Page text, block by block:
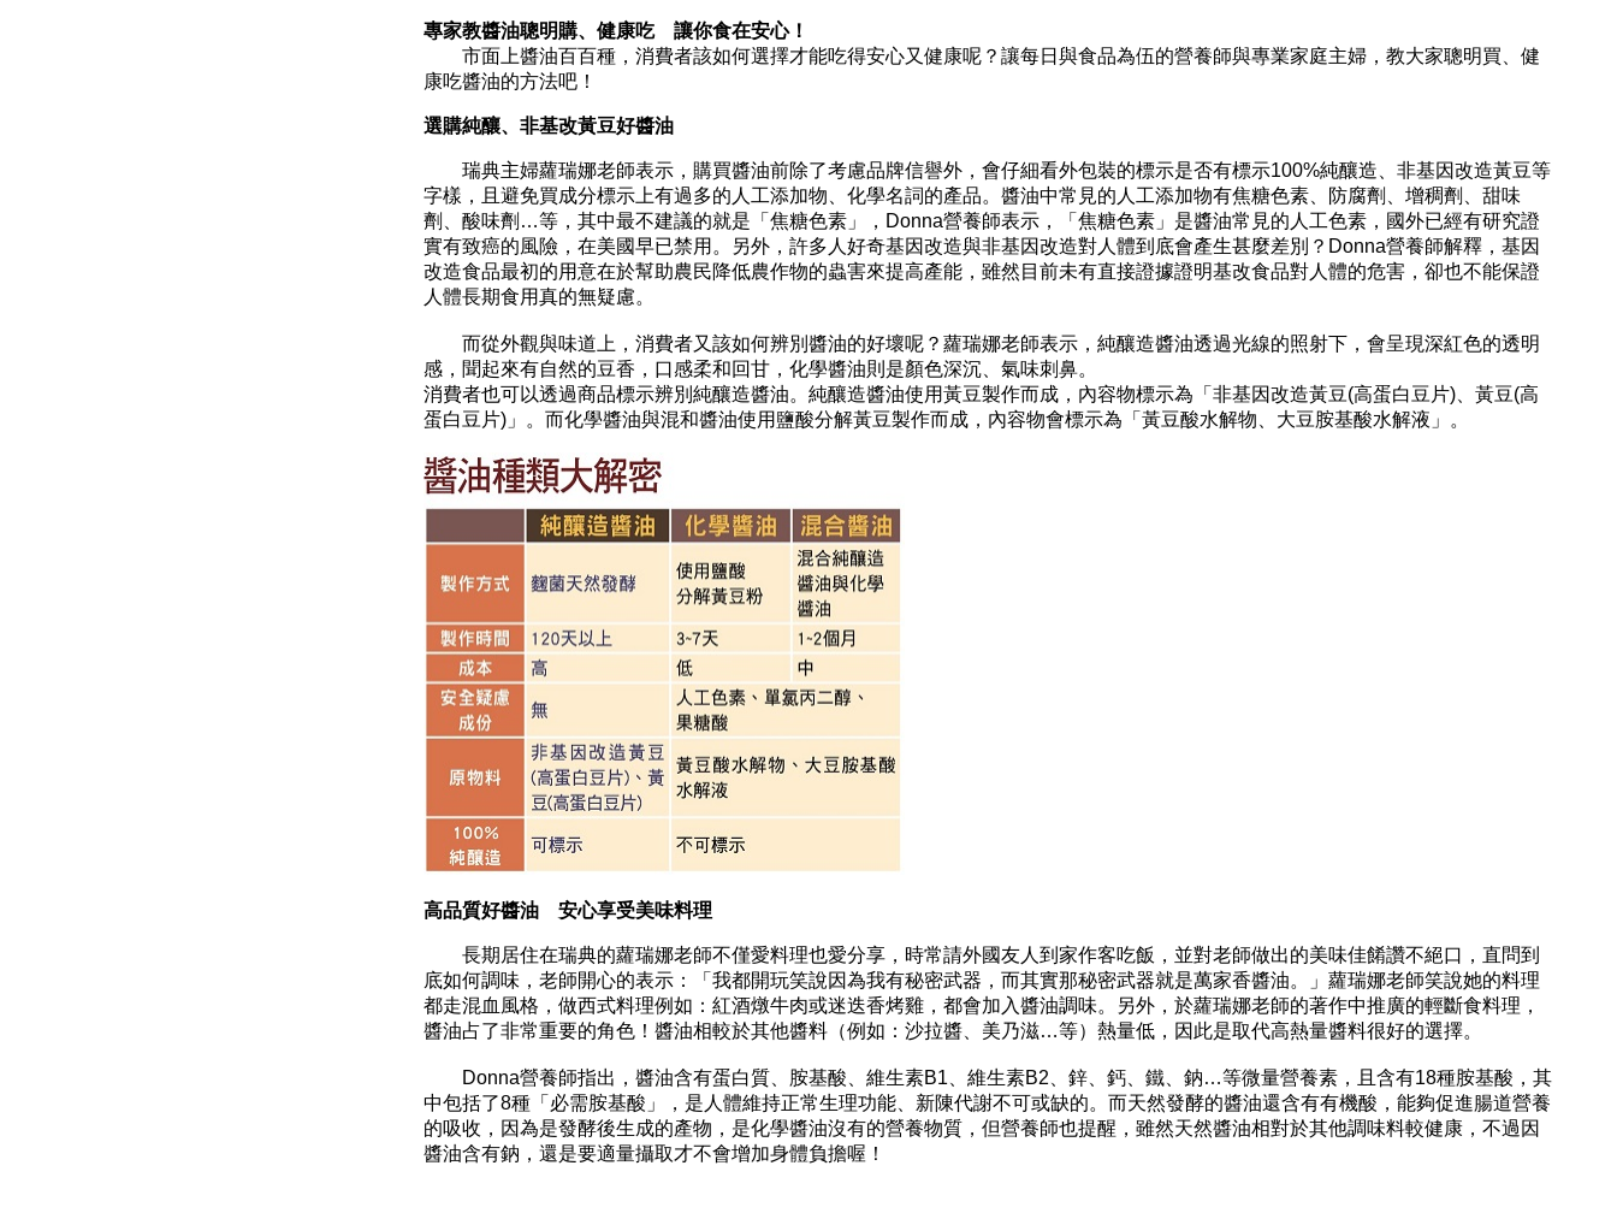
專家教醬油聰明購、健康吃 讓你食在安心！
市面上醬油百百種，消費者該如何選擇才能吃得安心又健康呢？讓每日與食品為伍的營養師與專業家庭主婦，教大家聰明買、健
康吃醬油的方法吧！
選購純釀、非基改黃豆好醬油
瑞典主婦蘿瑞娜老師表示，購買醬油前除了考慮品牌信譽外，會仔細看外包裝的標示是否有標示100%純釀造、非基因改造黃豆等
字樣，且避免買成分標示上有過多的人工添加物、化學名詞的產品。醬油中常見的人工添加物有焦糖色素、防腐劑、增稠劑、甜味
劑、酸味劑…等，其中最不建議的就是「焦糖色素」，Donna營養師表示，「焦糖色素」是醬油常見的人工色素，國外已經有研究證
實有致癌的風險，在美國早已禁用。另外，許多人好奇基因改造與非基因改造對人體到底會產生甚麼差別？Donna營養師解釋，基因
改造食品最初的用意在於幫助農民降低農作物的蟲害來提高產能，雖然目前未有直接證據證明基改食品對人體的危害，卻也不能保證
人體長期食用真的無疑慮。
而從外觀與味道上，消費者又該如何辨別醬油的好壞呢？蘿瑞娜老師表示，純釀造醬油透過光線的照射下，會呈現深紅色的透明
感，聞起來有自然的豆香，口感柔和回甘，化學醬油則是顏色深沉、氣味刺鼻。
消費者也可以透過商品標示辨別純釀造醬油。純釀造醬油使用黃豆製作而成，內容物標示為「非基因改造黃豆(高蛋白豆片)、黃豆(高
蛋白豆片)」。而化學醬油與混和醬油使用鹽酸分解黃豆製作而成，內容物會標示為「黃豆酸水解物、大豆胺基酸水解液」。
高品質好醬油 安心享受美味料理
長期居住在瑞典的蘿瑞娜老師不僅愛料理也愛分享，時常請外國友人到家作客吃飯，並對老師做出的美味佳餚讚不絕口，直問到
底如何調味，老師開心的表示：「我都開玩笑說因為我有秘密武器，而其實那秘密武器就是萬家香醬油。」蘿瑞娜老師笑說她的料理
都走混血風格，做西式料理例如：紅酒燉牛肉或迷迭香烤雞，都會加入醬油調味。另外，於蘿瑞娜老師的著作中推廣的輕斷食料理，
醬油占了非常重要的角色！醬油相較於其他醬料（例如：沙拉醬、美乃滋…等）熱量低，因此是取代高熱量醬料很好的選擇。
Donna營養師指出，醬油含有蛋白質、胺基酸、維生素B1、維生素B2、鋅、鈣、鐵、鈉…等微量營養素，且含有18種胺基酸，其
中包括了8種「必需胺基酸」，是人體維持正常生理功能、新陳代謝不可或缺的。而天然發酵的醬油還含有有機酸，能夠促進腸道營養
的吸收，因為是發酵後生成的產物，是化學醬油沒有的營養物質，但營養師也提醒，雖然天然醬油相對於其他調味料較健康，不過因
醬油含有鈉，還是要適量攝取才不會增加身體負擔喔！